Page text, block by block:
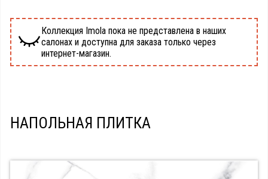
Коллекция Imola пока не представлена в наших
салонах и доступна для заказа только через
интернет-магазин.
НАПОЛЬНАЯ ПЛИТКА